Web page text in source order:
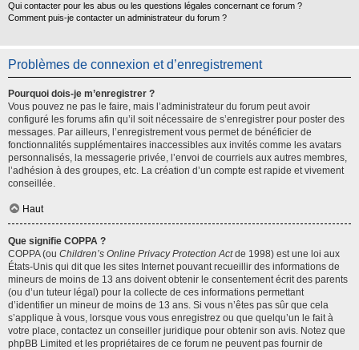
Qui contacter pour les abus ou les questions légales concernant ce forum ?
Comment puis-je contacter un administrateur du forum ?
Problèmes de connexion et d’enregistrement
Pourquoi dois-je m’enregistrer ?
Vous pouvez ne pas le faire, mais l’administrateur du forum peut avoir
configuré les forums afin qu’il soit nécessaire de s’enregistrer pour poster des
messages. Par ailleurs, l’enregistrement vous permet de bénéficier de
fonctionnalités supplémentaires inaccessibles aux invités comme les avatars
personnalisés, la messagerie privée, l’envoi de courriels aux autres membres,
l’adhésion à des groupes, etc. La création d’un compte est rapide et vivement
conseillée.
Haut
Que signifie COPPA ?
COPPA (ou Children’s Online Privacy Protection Actde 1998) est une loi aux
États-Unis qui dit que les sites Internet pouvant recueillir des informations de
mineurs de moins de 13 ans doivent obtenir le consentement écrit des parents
(ou d’un tuteur légal) pour la collecte de ces informations permettant
d’identifier un mineur de moins de 13 ans. Si vous n’êtes pas sûr que cela
s’applique à vous, lorsque vous vous enregistrez ou que quelqu’un le fait à
votre place, contactez un conseiller juridique pour obtenir son avis. Notez que
phpBB Limited et les propriétaires de ce forum ne peuvent pas fournir de